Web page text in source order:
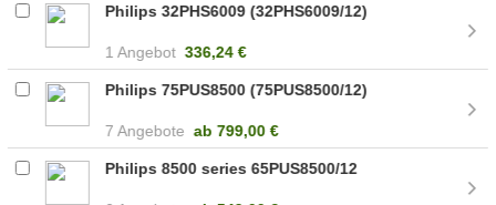
Philips 32PHS6009 (32PHS6009/12)
1 Angebot 336,24 €
Philips 75PUS8500 (75PUS8500/12)
7 Angebote ab 799,00 €
Philips 8500 series 65PUS8500/12